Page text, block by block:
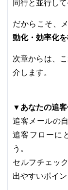
同行と並行し
だからこそ、
動化・効率化
次章からは、
介します。
▼あなたの追客
追客メールの
追客フローに
う。
セルフチェッ
出やすいポイ